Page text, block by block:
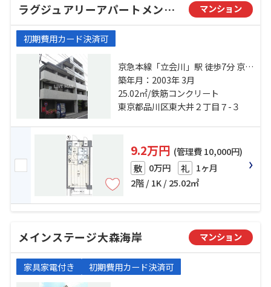
ラグジュアリーアパートメント品川シーサイド マンション
初期費用カード決済可
京急本線「立会川」駅 徒歩7分 京浜
東北線「大井町」駅 徒歩13分 東京
モノレール「大井競馬場前」駅 徒
歩17分
築年月：2003年 3月
25.02㎡/鉄筋コンクリート
東京都品川区東大井２丁目７-３
9.2万円 (管理費 10,000円)
敷 0万円 礼 1ヶ月
2階 / 1K / 25.02㎡
メインステージ大森海岸 マンション
家具家電付き 初期費用カード決済可